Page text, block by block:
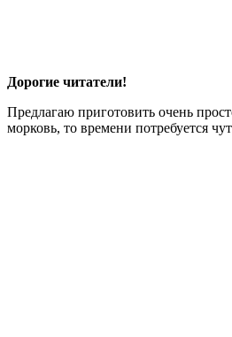
Дорогие читатели!
Предлагаю приготовить очень
морковь, то времени потребуется